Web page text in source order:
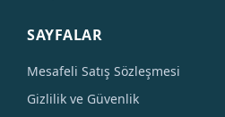
SAYFALAR
Mesafeli Satış Sözleşmesi
Gizlilik ve Güvenlik